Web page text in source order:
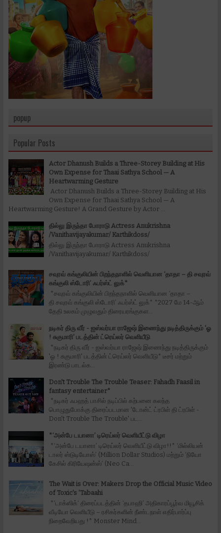
popup
Popular Posts
Actor Dhanush Builds a Three-Storey Building at His
Own Expense for Thaai Sathya School — A
Heartwarming Gesture
Actor Dhanush Builds a Three-Storey Building at His
Own Expense for Thaai Sathya School — A
Heartwarming Gesture! A Grand Gesture by Actor ...
தில்லு இருந்தா போராடு Actress Anukrishna
/Vanithavijayakumar/ Karthikdoss/
தில்லு இருந்தா போராடு Actress Anukrishna
/Vanithavijayakumar/ Karthikdoss/
சவுரவ் கங்குலியின் பிறந்தநாளில் வெளியான ‘தாதா – தி சவுரவ்
கங்குலி ஸ்டோரி’ ஃபர்ஸ்ட் லுக்*
*சவுரவ் கங்குலியின் பிறந்தநாளில் வெளியான ‘தாதா –
தி சவுரவ் கங்குலி ஸ்டோரி’ ஃபர்ஸ்ட் லுக்* *2027 மே 14-ஆம்
தேதி உலகம் முழுவதும் திரையரங்குகள...
நடிகர் திரு வீர் - ஐஸ்வர்யா ராஜேஷ் இணைந்து நடித்திருக்கும் 'ஓ
! சுகுமாரி' படத்தின் ட்ரெய்லர் வெளியீடு
*நடிகர் திரு வீர் - ஐஸ்வர்யா ராஜேஷ் இணைந்து நடித்திருக்கும்
'ஓ ! சுகுமாரி' படத்தின் ட்ரெய்லர் வெளியீடு* டீசர் மற்றும்
இரண்டு பாடல்க...
Don't Trouble The Trouble Teaser: Fahadh Faasil in
fantasy entertainer*
*நடிகர் ஃபஹத் பாசில் நடிப்பில் கற்பனை கலந்த
பொழுதுபோக்கு திரைப்படமான 'டோன்ட் ட்ரபிள் தி ட்ரபிள் -
Don't Trouble The Trouble' பட...
*‘அன்பே டயானா’ டிரெய்லர் வெளியீட்டு விழா
*‘அன்பே டயானா’ டிரெய்லர் வெளியீட்டு விழா!!* ‘மில்லியன்
டாலர் ஸ்டுடியோஸ்’ (Million Dollar Studios) மற்றும் ‘நியோ
கேசில் கிரியேஷன்ஸ்’ (Neo Ca...
The Wait is Over: Makers Drop the Official Music Video
of Toxic's 'Tabaahi
*‘டாக்ஸிக்‘ திரைப்படத்தின் ‘தபாஹி’ அதிகாரப்பூர்வ மியூசிக்
வீடியோ வெளியீடு – ரசிகர்களின் நீண்டநாள் எதிர்பார்ப்பு
நிறைவேறியது !* Monster Mind...